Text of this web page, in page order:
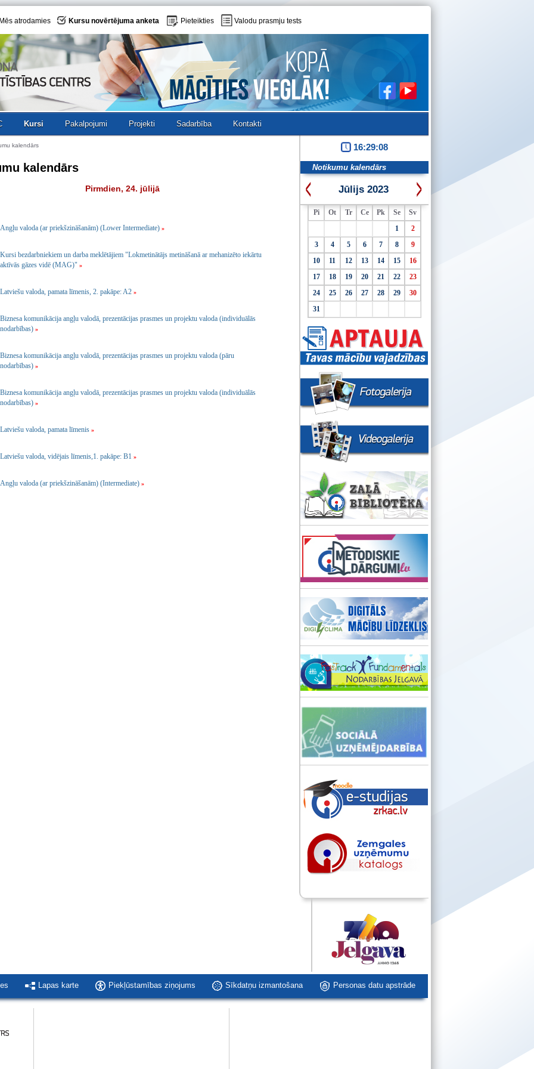
Mēs atrodamies Kursu novērtējuma anketa Pieteikties Valodu prasmju tests
Kursi Pakalpojumi Projekti Sadarbība Kontakti
kalendārs
kalendārs
Pirmdien, 24. jūlijā
Angļu valoda (ar priekšzināšanām) (Lower Intermediate) »
Kursi bezdarbniekiem un darba meklētājiem "Lokmetinātājs metināšanā ar mehanizēto iekārtu
aktīvās gāzes vidē (MAG)" »
Latviešu valoda, pamata līmenis, 2. pakāpe: A2 »
Biznesa komunikācija angļu valodā, prezentācijas prasmes un projektu valoda (individuālās
nodarbības) »
Biznesa komunikācija angļu valodā, prezentācijas prasmes un projektu valoda (pāru
nodarbības) »
Biznesa komunikācija angļu valodā, prezentācijas prasmes un projektu valoda (individuālās
nodarbības) »
Latviešu valoda, pamata līmenis »
Latviešu valoda, vidējais līmenis,1. pakāpe: B1 »
Angļu valoda (ar priekšzināšanām) (Intermediate) »
16:29:09
Notikumu kalendārs
Jūlijs 2023
Pi Ot Tr Ce Pk Se
Sv
1
2
3
4 5 6 7 8
9
10
11 12 13 14 15
16
17
18 19 20 21 22
23
24
25 26 27 28 29
30
31
Lapas karte Piekļūstamības ziņojums Sīkdatņu izmantošana Personas datu apstrāde